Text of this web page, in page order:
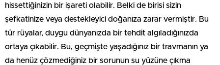
hissettiğinizin bir işareti olabilir. Belki de birisi sizin
şefkatinize veya destekleyici doğanıza zarar vermiştir. Bu
tür rüyalar, duygu dünyanızda bir tehdit algıladığınızda
ortaya çıkabilir. Bu, geçmişte yaşadığınız bir travmanın ya
da henüz çözmediğiniz bir sorunun su yüzüne çıkma